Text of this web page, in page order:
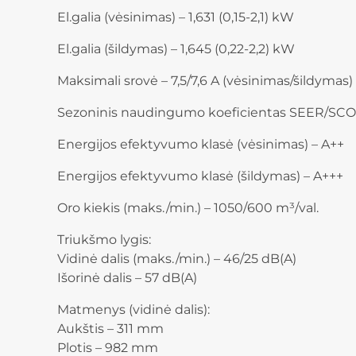
El.galia (vėsinimas) – 1,631 (0,15-2,1) kW
El.galia (šildymas) – 1,645 (0,22-2,2) kW
Maksimali srovė – 7,5/7,6 A (vėsinimas/šildymas)
Sezoninis naudingumo koeficientas SEER/
Energijos efektyvumo klasė (vėsinimas) – A++
Energijos efektyvumo klasė (šildymas) – A+++
Oro kiekis (maks./min.) – 1050/600 m³/val.
Triukšmo lygis:
Vidinė dalis (maks./min.) – 46/25 dB(A)
Išorinė dalis – 57 dB(A)
Matmenys (vidinė dalis):
Aukštis – 311 mm
Plotis – 982 mm